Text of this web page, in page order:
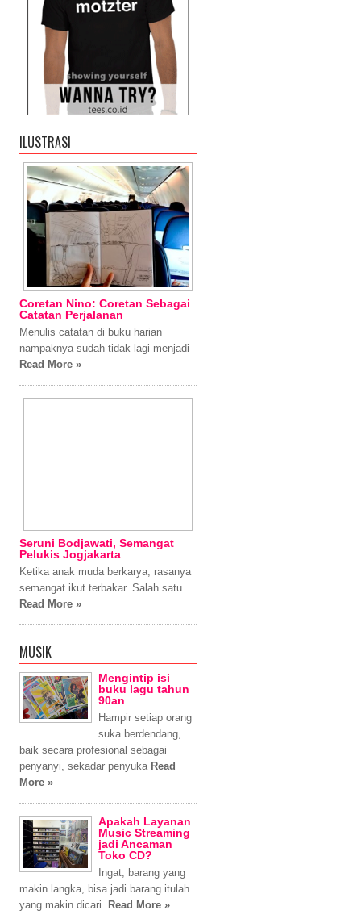
ILUSTRASI
Coretan Nino: Coretan Sebagai
Catatan Perjalanan
Menulis catatan di buku harian
nampaknya sudah tidak lagi menjadi
Read More »
Seruni Bodjawati, Semangat
Pelukis Jogjakarta
Ketika anak muda berkarya, rasanya
semangat ikut terbakar. Salah satu
Read More »
MUSIK
Mengintip isi
buku lagu tahun
90an
Hampir setiap orang
suka berdendang,
baik secara profesional sebagai
penyanyi, sekadar penyuka Read
More »
Apakah Layanan
Music Streaming
jadi Ancaman
Toko CD?
Ingat, barang yang
makin langka, bisa jadi barang itulah
yang makin dicari.
Read More »